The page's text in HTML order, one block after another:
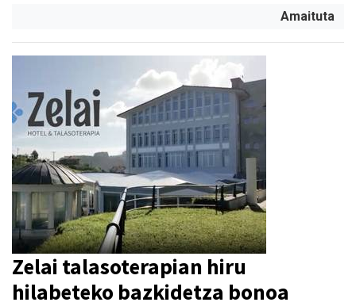
Amaituta
Zelai talasoterapian hiru
hilabeteko bazkidetza bonoa